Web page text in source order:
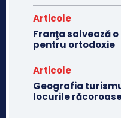
Articole
Franţa salvează
pentru ortodoxie
Articole
Geografia
locurile